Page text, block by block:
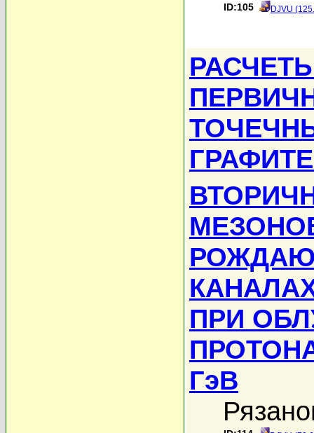
ID:105 DJVU
ПРИ
ГэВ